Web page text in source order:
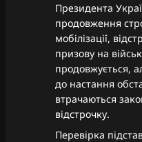
Президента
продовження
мобілізації,
призову на
продовжується,
до настання
втрачаються
відстрочку.
Перевірка